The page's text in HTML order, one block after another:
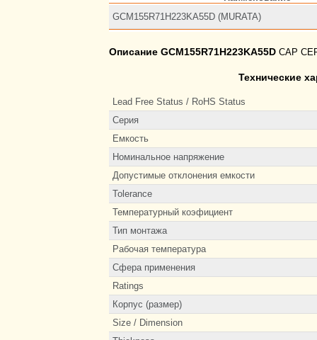
GCM155R71H223KA55D (MURATA)
Описание GCM155R71H223KA55D CAP
Технические
Lead Free Status / RoHS Status
Серия
Емкость
Номинальное напряжение
Допустимые отклонения емкости
Tolerance
Температурный коэфициент
Тип монтажа
Рабочая температура
Сфера применения
Ratings
Корпус (размер)
Size / Dimension